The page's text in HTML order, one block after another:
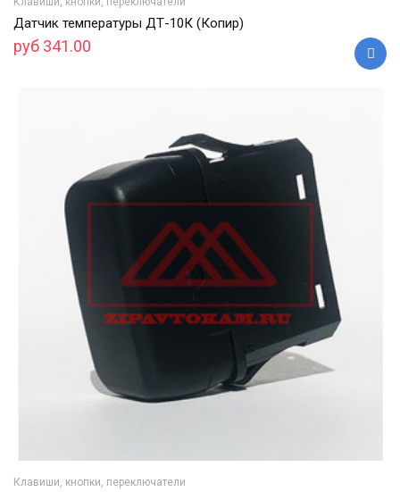
Датчик температуры ДТ-10К (Копир)
руб 341.00
Клавиши, кнопки, переключатели